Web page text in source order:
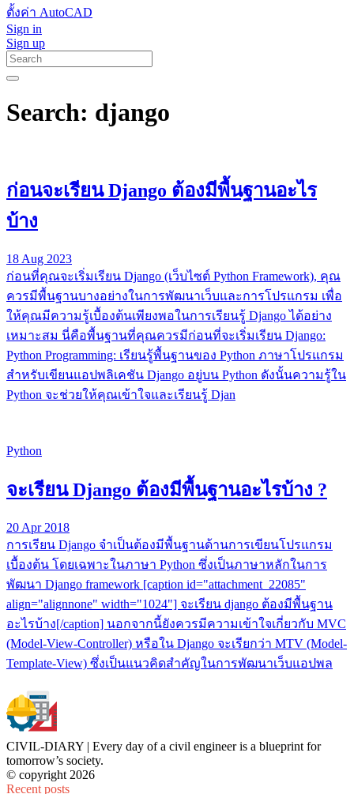
ตั้งค่า AutoCAD
Sign in
Sign up
Search: django
ก่อนจะเรียน Django ต้องมีพื้นฐานอะไร
บ้าง
18 Aug 2023
ก่อนที่คุณจะเริ่มเรียน Django (เว็บไซต์ Python Framework), คุณ
ควรมีพื้นฐานบางอย่างในการพัฒนาเว็บและการโปรแกรม เพื่อ
ให้คุณมีความรู้เบื้องต้นเพียงพอในการเรียนรู้ Django ได้อย่าง
เหมาะสม นี่คือพื้นฐานที่คุณควรมีก่อนที่จะเริ่มเรียน Django:
Python Programming: เรียนรู้พื้นฐานของ Python ภาษาโปรแกรม
สำหรับเขียนแอปพลิเคชัน Django อยู่บน Python ดังนั้นความรู้ใน
Python จะช่วยให้คุณเข้าใจและเรียนรู้ Djan
Python
จะเรียน Django ต้องมีพื้นฐานอะไรบ้าง ?
20 Apr 2018
การเรียน Django จำเป็นต้องมีพื้นฐานด้านการเขียนโปรแกรม
เบื้องต้น โดยเฉพาะในภาษา Python ซึ่งเป็นภาษาหลักในการ
พัฒนา Django framework [caption id="attachment_22085"
align="alignnone" width="1024"] จะเรียน django ต้องมีพื้นฐาน
อะไรบ้าง[/caption] นอกจากนี้ยังควรมีความเข้าใจเกี่ยวกับ MVC
(Model-View-Controller) หรือใน Django จะเรียกว่า MTV (Model-
Template-View) ซึ่งเป็นแนวคิดสำคัญในการพัฒนาเว็บแอปพล
CIVIL-DIARY | Every day of a civil engineer is a blueprint for
tomorrow’s society.
© copyright 2026
Recent posts